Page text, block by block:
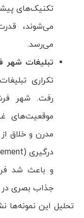
تکنیک‌های
می‌شوند،
می‌رسد.
تبلیغات شهر
رفت. شهر
موقعیت‌های
مدرن و خلاق
و باعث شد
جذاب بصری در
تحلیل این